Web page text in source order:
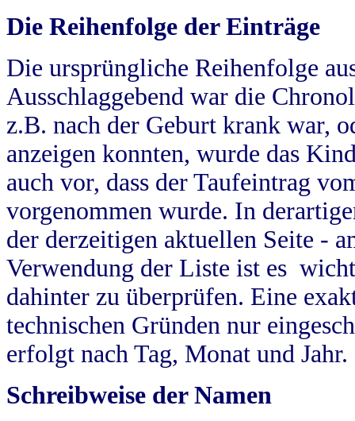
Die Reihenfolge der Einträge
Die ursprüngliche Reihenfolge
Ausschlaggebend war die
z.B. nach der Geburt krank war,
anzeigen konnten, wurde das
auch vor, dass der Taufeintrag
vorgenommen wurde. In
der derzeitigen aktuellen Seite -
Verwendung der Liste ist es
dahinter zu überprüfen. Eine
technischen Gründen nur
erfolgt nach Tag, Monat und Jahr.
Schreibweise der Namen